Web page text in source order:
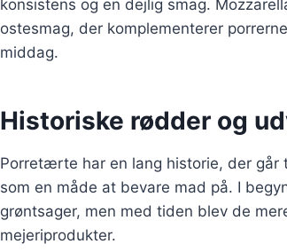
konsistens og en dejlig smag.
ostesmag, der komplementerer
middag.
Historiske rødder og
Porretærte har en lang historie, der
som en måde at bevare mad på. I
grøntsager, men med tiden blev de
mejeriprodukter.